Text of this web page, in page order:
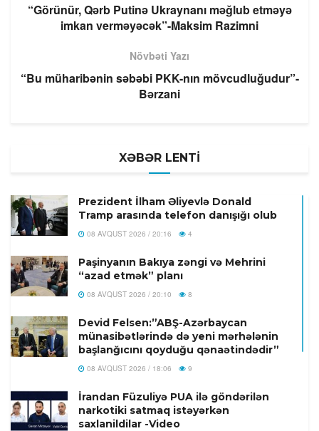
“Görünür, Qərb Putinə Ukraynanı məğlub etməyə
imkan verməyəcək”-Maksim Razimni
Növbəti Yazı
“Bu müharibənin səbəbi PKK-nın mövcudluğudur”-
Bərzani
XƏBƏR LENTİ
Prezident İlham Əliyevlə Donald
Tramp arasında telefon danışığı olub
08 AVQUST 2026 / 20:16 4
Paşinyanın Bakıya zəngi və Mehrini
“azad etmək” planı
08 AVQUST 2026 / 20:10 8
Devid Felsen:”ABŞ-Azərbaycan
münasibətlərində də yeni mərhələnin
başlanğıcını qoyduğu qənaətindədir”
08 AVQUST 2026 / 18:06 9
İrandan Füzuliyə PUA ilə göndərilən
narkotiki satmaq istəyərkən
saxlanildilar -Video